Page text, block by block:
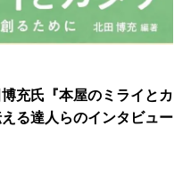
充氏『本屋のミライとカ
る達人らのインタビュー